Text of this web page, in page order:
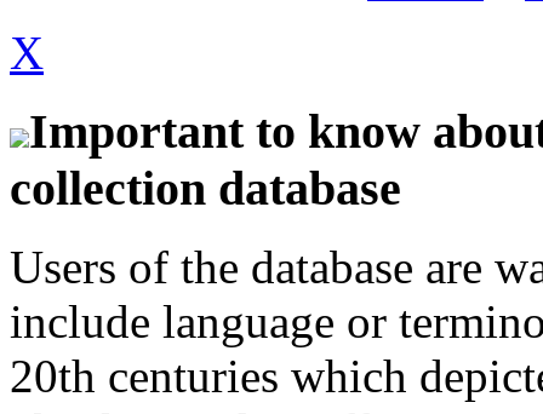
X
Important to know
collection database
Users of the database are
include language or
20th centuries which